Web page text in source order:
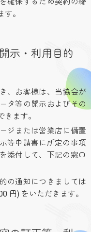
。
示・利用目的
、お客様は、当協会が
タ等の開示およびその
ます。
ジまたは営業店に備置
等申請書に所定の事項
添付して、下記の窓口
の通知につきましては
円) をいただきます。